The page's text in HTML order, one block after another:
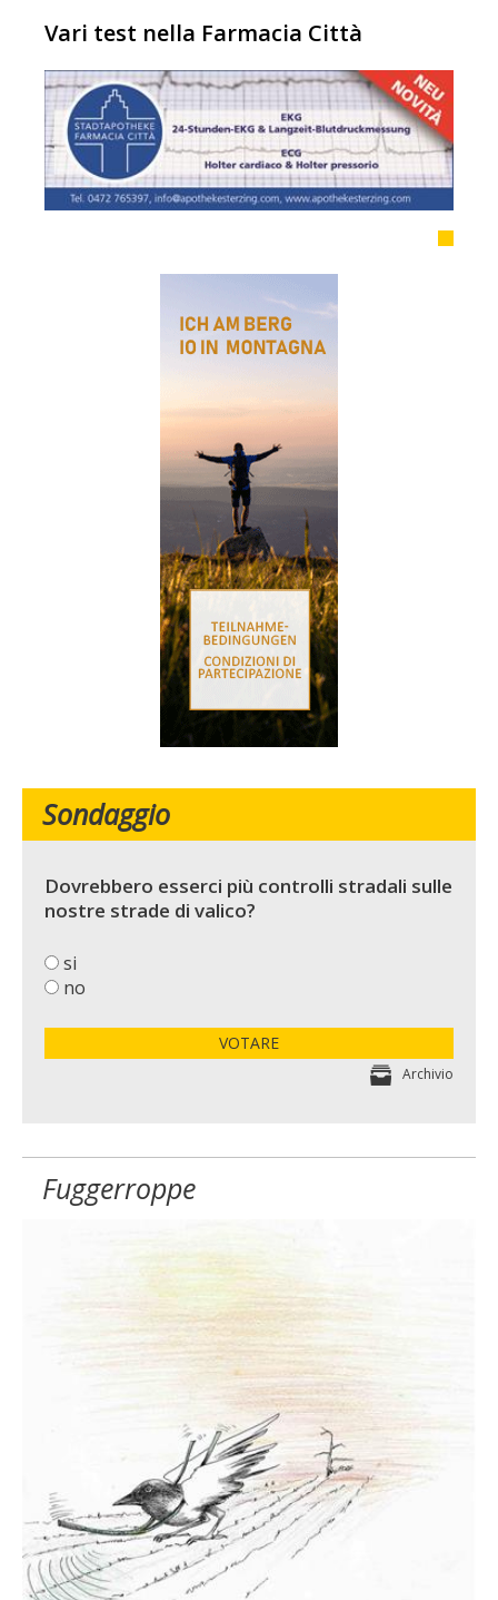
Vari test nella Farmacia Città
Sondaggio
Dovrebbero esserci più controlli stradali sulle
nostre strade di valico?
si
no
VOTARE
Archivio
Fuggerroppe